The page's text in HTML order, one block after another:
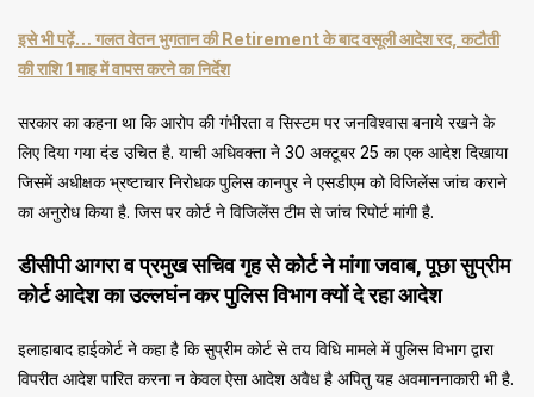
इसे भी पढ़ें… गलत वेतन भुगतान की Retirement के बाद वसूली आदेश रद, कटौती
की राशि 1 माह में वापस करने का निर्देश
सरकार का कहना था कि आरोप की गंभीरता व सिस्टम पर जनविश्वास बनाये रखने के
लिए दिया गया दंड उचित है. याची अधिवक्ता ने 30 अक्टूबर 25 का एक आदेश दिखाया
जिसमें अधीक्षक भ्रष्टाचार निरोधक पुलिस कानपुर ने एसडीएम को विजिलेंस जांच कराने
का अनुरोध किया है. जिस पर कोर्ट ने विजिलेंस टीम से जांच रिपोर्ट मांगी है.
डीसीपी आगरा व प्रमुख सचिव गृह से कोर्ट ने मांगा जवाब, पूछा सुप्रीम
कोर्ट आदेश का उल्लघंन कर पुलिस विभाग क्यों दे रहा आदेश
इलाहाबाद हाईकोर्ट ने कहा है कि सुप्रीम कोर्ट से तय विधि मामले में पुलिस विभाग द्वारा
विपरीत आदेश पारित करना न केवल ऐसा आदेश अवैध है अपितु यह अवमाननाकारी भी है.